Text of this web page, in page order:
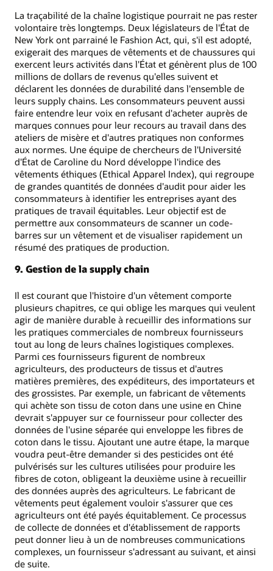
La traçabilité de la chaîne logistique pourrait ne pas rester
volontaire très longtemps. Deux législateurs de l'État de
New York ont parrainé le Fashion Act, qui, s'il est adopté,
exigerait des marques de vêtements et de chaussures qui
exercent leurs activités dans l'État et génèrent plus de 100
millions de dollars de revenus qu'elles suivent et
déclarent les données de durabilité dans l'ensemble de
leurs supply chains. Les consommateurs peuvent aussi
faire entendre leur voix en refusant d'acheter auprès de
marques connues pour leur recours au travail dans des
ateliers de misère et d'autres pratiques non conformes
aux normes. Une équipe de chercheurs de l'Université
d'État de Caroline du Nord développe l'indice des
vêtements éthiques (Ethical Apparel Index), qui regroupe
de grandes quantités de données d'audit pour aider les
consommateurs à identifier les entreprises ayant des
pratiques de travail équitables. Leur objectif est de
permettre aux consommateurs de scanner un code-
barres sur un vêtement et de visualiser rapidement un
résumé des pratiques de production.
9. Gestion de la supply chain
Il est courant que l'histoire d'un vêtement comporte
plusieurs chapitres, ce qui oblige les marques qui veulent
agir de manière durable à recueillir des informations sur
les pratiques commerciales de nombreux fournisseurs
tout au long de leurs chaînes logistiques complexes.
Parmi ces fournisseurs figurent de nombreux
agriculteurs, des producteurs de tissus et d'autres
matières premières, des expéditeurs, des importateurs et
des grossistes. Par exemple, un fabricant de vêtements
qui achète son tissu de coton dans une usine en Chine
devrait s'appuyer sur ce fournisseur pour collecter des
données de l'usine séparée qui enveloppe les fibres de
coton dans le tissu. Ajoutant une autre étape, la marque
voudra peut-être demander si des pesticides ont été
pulvérisés sur les cultures utilisées pour produire les
fibres de coton, obligeant la deuxième usine à recueillir
des données auprès des agriculteurs. Le fabricant de
vêtements peut également vouloir s'assurer que ces
agriculteurs ont été payés équitablement. Ce processus
de collecte de données et d'établissement de rapports
peut donner lieu à un de nombreuses communications
complexes, un fournisseur s'adressant au suivant, et ainsi
de suite.